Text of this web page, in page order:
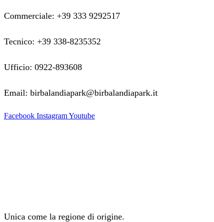
Commerciale: +39 333 9292517
Tecnico: +39 338-8235352
Ufficio: 0922-893608
Email: birbalandiapark@birbalandiapark.it
Facebook InstagramYoutube
Unica come la regione di origine.